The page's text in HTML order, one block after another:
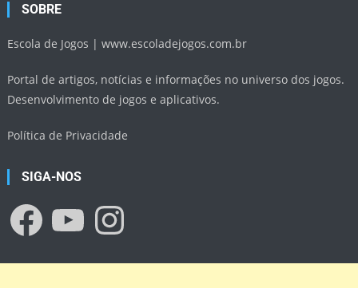
SOBRE
Escola de Jogos |www.escoladejogos.com.br
Portal de artigos, notícias e informações no universo dos jogos.
Desenvolvimento de jogos e aplicativos.
Política de Privacidade
SIGA-NOS